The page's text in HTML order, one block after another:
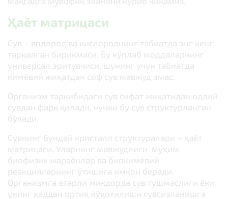
Ҳаёт матрицаси
Сув – водород ва кислороднинг табиатда энг кенг
тарқалган бирикмаси. Бу кўплаб моддаларнинг
универсал эритувчиси, шунинг учун табиатда
кимёвий жиҳатдан соф сув мавжуд эмас.
Организм таркибидаги сув сифат жиҳатидан оддий
сувдан фарқ қилади, чунки бу сув структурланган
бўлади.
Сувнинг бундай кристалл структуралари – ҳаёт
матрицаси. Уларнинг мавжудлиги муҳим
биофизик жараёнлар ва биокимёвий
реакцияларнинг ўтишига имкон беради.
Организмга етарли миқдорда сув тушмаслиги ёки
унинг ҳаддан ортиқ йўқотилиши сувсизланишга